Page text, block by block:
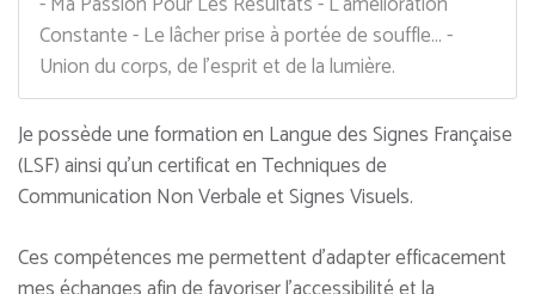
Constante - Le lâcher prise à portée de souffle... -
Union du corps, de l'esprit et de la lumière.
Je possède une formation en Langue des Signes Française
(LSF) ainsi qu’un certificat en Techniques de
Communication Non Verbale et Signes Visuels.
Ces compétences me permettent d’adapter efficacement